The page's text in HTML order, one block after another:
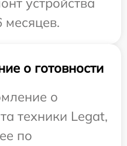
месяцев.
о готовности
о
техники Legat,
по